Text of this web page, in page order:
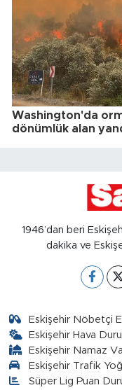
Washington'da
dönümlük alan
1946’dan beri
dakika ve
Eskişehir Nöbetçi
Eskişehir Hava
Eskişehir Namaz
Eskişehir Trafik
Süper Lig Puan